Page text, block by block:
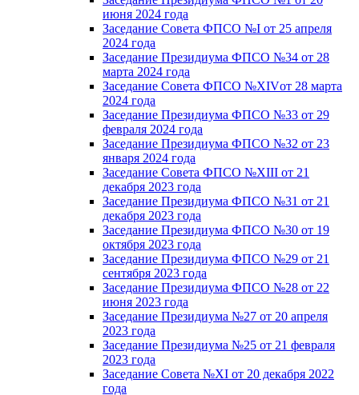
июня 2024 года
Заседание Совета ФПСО №I от 25 апреля
2024 года
Заседание Президиума ФПСО №34 от 28
марта 2024 года
Заседание Совета ФПСО №XIVот 28 марта
2024 года
Заседание Президиума ФПСО №33 от 29
февраля 2024 года
Заседание Президиума ФПСО №32 от 23
января 2024 года
Заседание Совета ФПСО №XIII от 21
декабря 2023 года
Заседание Президиума ФПСО №31 от 21
декабря 2023 года
Заседание Президиума ФПСО №30 от 19
октября 2023 года
Заседание Президиума ФПСО №29 от 21
сентября 2023 года
Заседание Президиума ФПСО №28 от 22
июня 2023 года
Заседание Президиума №27 от 20 апреля
2023 года
Заседание Президиума №25 от 21 февраля
2023 года
Заседание Совета №XI от 20 декабря 2022
года